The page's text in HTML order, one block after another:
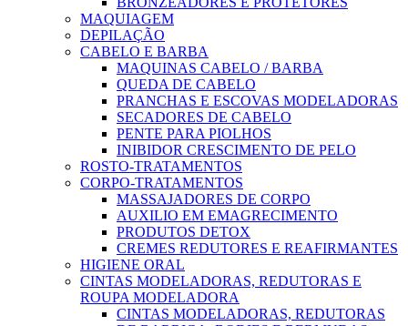
MAQUIAGEM
DEPILAÇÃO
CABELO E BARBA
MAQUINAS CABELO / BARBA
QUEDA DE CABELO
PRANCHAS E ESCOVAS MODELADORAS
SECADORES DE CABELO
PENTE PARA PIOLHOS
INIBIDOR CRESCIMENTO DE PELO
ROSTO-TRATAMENTOS
CORPO-TRATAMENTOS
MASSAJADORES DE CORPO
AUXILIO EM EMAGRECIMENTO
PRODUTOS DETOX
CREMES REDUTORES E REAFIRMANTES
HIGIENE ORAL
CINTAS MODELADORAS, REDUTORAS E
ROUPA MODELADORA
CINTAS MODELADORAS, REDUTORAS